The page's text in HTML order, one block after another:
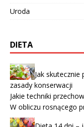
Uroda
DIETA
Jak
zasady konserwacji
Jakie techniki
W obliczu rosnącego